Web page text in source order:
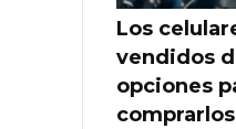
Los
vendidos
opciones